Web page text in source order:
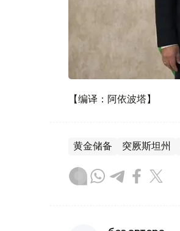
【编译：阿依波塔】
黄金储备 突厥斯坦州